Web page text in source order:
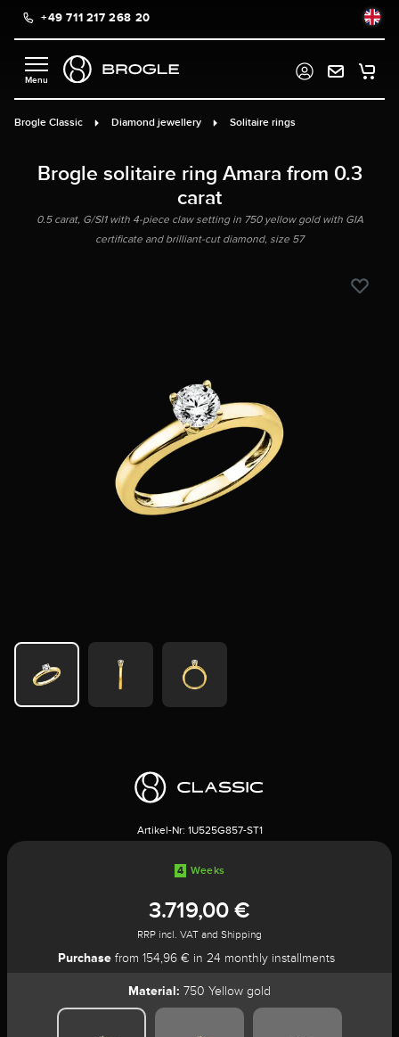
content+49 711 217 268 20
Brogle Classic Diamond jewellery Solitaire rings
Brogle solitaire ring Amara from 0.3
carat
0.5 carat, G/SI1 with 4-piece claw setting in 750 yellow gold with GIA
certificate and brilliant-cut diamond, size 57
Artikel-Nr: 1U525G857-ST1
4 Weeks
3.719,00 €
RRP incl. VAT and Shipping
Purchasefrom 154,96 € in 24 monthly installments
Material: 750 Yellow gold